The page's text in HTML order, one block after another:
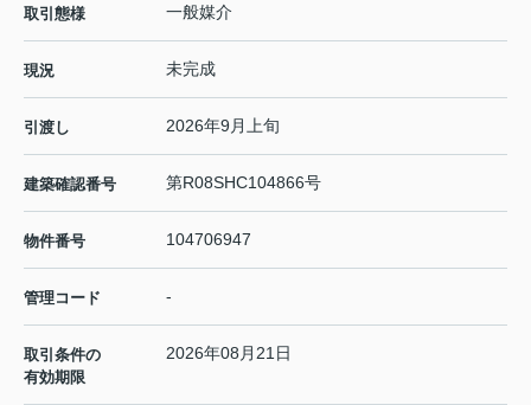
取引態様 一般媒介
現況 未完成
引渡し 2026年9月上旬
建築確認番号 第R08SHC104866号
物件番号 104706947
管理コード -
取引条件の
有効期限
2026年08月21日